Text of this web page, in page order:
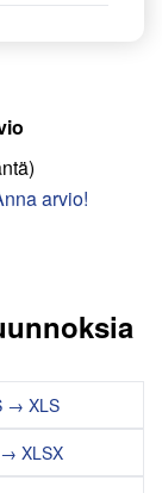
arvio!
→ XLS
XLSX